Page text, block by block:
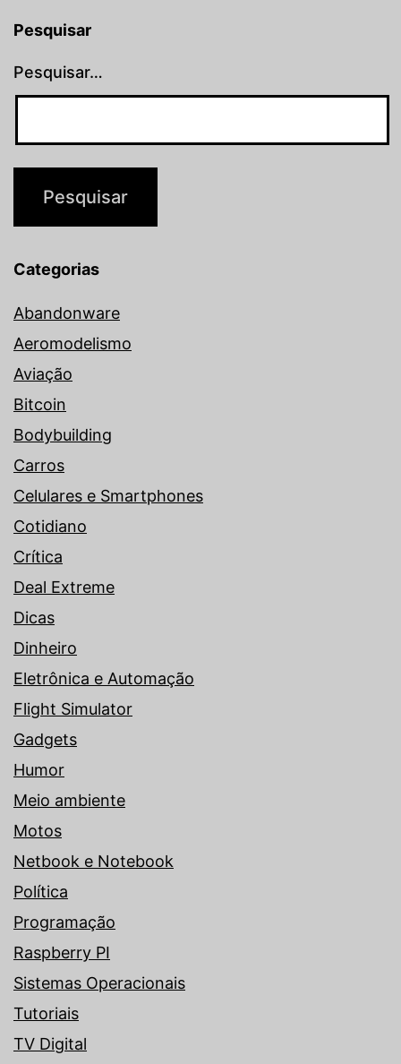
Pesquisar
Pesquisar…
Categorias
Abandonware
Aeromodelismo
Aviação
Bitcoin
Bodybuilding
Carros
Celulares e Smartphones
Cotidiano
Crítica
Deal Extreme
Dicas
Dinheiro
Eletrônica e Automação
Flight Simulator
Gadgets
Humor
Meio ambiente
Motos
Netbook e Notebook
Política
Programação
Raspberry PI
Sistemas Operacionais
Tutoriais
TV Digital